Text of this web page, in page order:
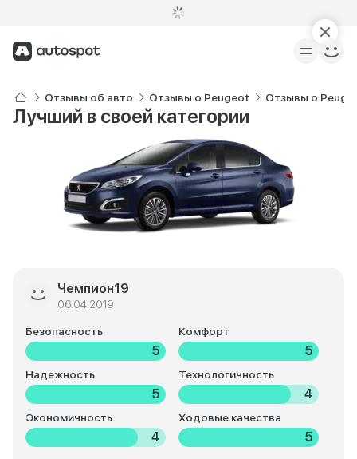
Отзывы об авто Отзывы о Peugeot Отзывы о
Лучший в своей категории
Чемпион19
06.04.2019
Безопасность
5
Комфорт
5
Надежность
5
Технологичность
4
Экономичность
4
Ходовые качества
5